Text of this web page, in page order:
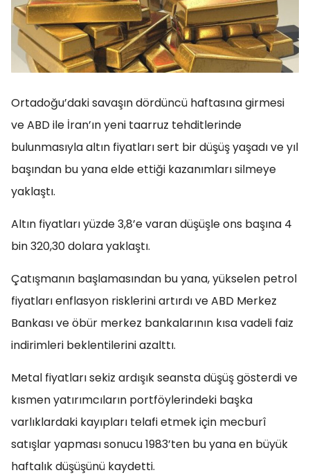
Ortadoğu’daki savaşın dördüncü haftasına girmesi
ve ABD ile İran’ın yeni taarruz tehditlerinde
bulunmasıyla altın fiyatları sert bir düşüş yaşadı ve yıl
başından bu yana elde ettiği kazanımları silmeye
yaklaştı.
Altın fiyatları yüzde 3,8’e varan düşüşle ons başına 4
bin 320,30 dolara yaklaştı.
Çatışmanın başlamasından bu yana, yükselen petrol
fiyatları enflasyon risklerini artırdı ve ABD Merkez
Bankası ve öbür merkez bankalarının kısa vadeli faiz
indirimleri beklentilerini azalttı.
Metal fiyatları sekiz ardışık seansta düşüş gösterdi ve
kısmen yatırımcıların portföylerindeki başka
varlıklardaki kayıpları telafi etmek için mecburî
satışlar yapması sonucu 1983’ten bu yana en büyük
haftalık düşüşünü kaydetti.